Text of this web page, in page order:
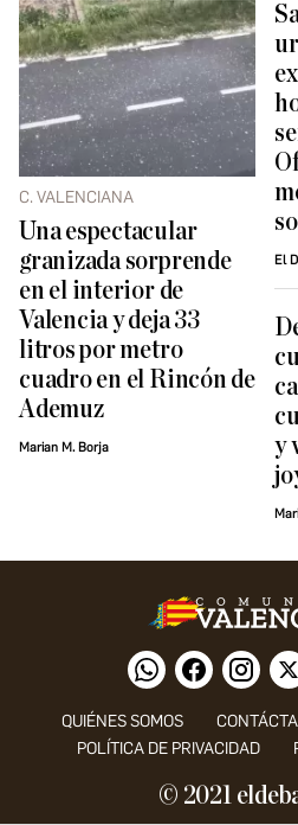
C. VALENCIANA
Una espectacular
granizada sorprende
en el interior de
Valencia y deja 33
litros por metro
cuadro en el Rincón de
Ademuz
Marian M. Borja
El
y
QUIÉNES SOMOS
POLÍTICA DE PRIVACIDAD
© 2021